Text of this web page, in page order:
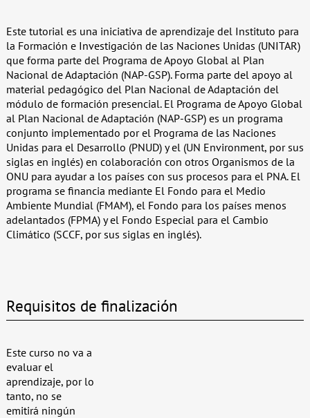
Este tutorial es una iniciativa de aprendizaje del Instituto para
la Formación e Investigación de las Naciones Unidas (UNITAR)
que forma parte del Programa de Apoyo Global al Plan
Nacional de Adaptación (NAP-GSP). Forma parte del apoyo al
material pedagógico del Plan Nacional de Adaptación del
módulo de formación presencial. El Programa de Apoyo Global
al Plan Nacional de Adaptación (NAP-GSP) es un programa
conjunto implementado por el Programa de las Naciones
Unidas para el Desarrollo (PNUD) y el (UN Environment, por sus
siglas en inglés) en colaboración con otros Organismos de la
ONU para ayudar a los países con sus procesos para el PNA. El
programa se financia mediante El Fondo para el Medio
Ambiente Mundial (FMAM), el Fondo para los países menos
adelantados (FPMA) y el Fondo Especial para el Cambio
Climático (SCCF, por sus siglas en inglés).
Requisitos de finalización
Este curso no va a
evaluar el
aprendizaje, por lo
tanto, no se
emitirá ningún